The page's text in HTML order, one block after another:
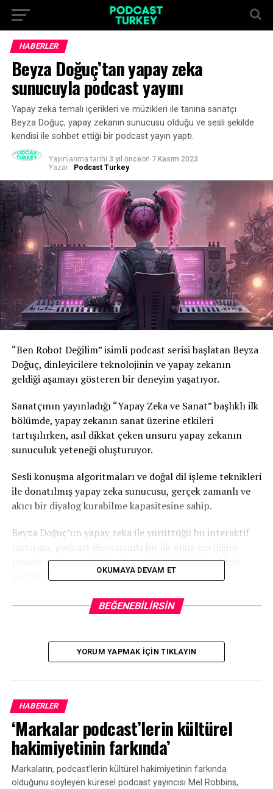
HABERLER
Beyza Doğuç’tan yapay zeka
sunucuyla podcast yayını
Yapay zeka temalı içerikleri ve müzikleri ile tanına sanatçı
Beyza Doğuç, yapay zekanın sunucusu olduğu ve sesli şekilde
kendisi ile sohbet ettiği bir podcast yayın yaptı.
Yayınlanma tarihi 3 yıl önceon 7 Kasım 2023
Yazar : Podcast Turkey
“Ben Robot Değilim” isimli podcast serisi başlatan Beyza
Doğuç, dinleyicilere teknolojinin ve yapay zekanın
geldiği aşamayı gösteren bir deneyim yaşatıyor.
Sanatçının yayınladığı “Yapay Zeka ve Sanat” başlıklı ilk
bölümde, yapay zekanın sanat üzerine etkileri
tartışılırken, asıl dikkat çeken unsuru yapay zekanın
sunuculuk yeteneği oluşturuyor.
Sesli konuşma algoritmaları ve doğal dil işleme teknikleri
ile donatılmış yapay zeka sunucusu, gerçek zamanlı ve
akıcı bir diyalog kurabilme kapasitesine sahip.
Beyza Doğuç’un yapay zeka ile yürüttüğü bu interaktif
tartışma, podcast dünyasında bir ilk olma özelliğini
taşıyor ve yapay zekanın insanlarla doğal bir şekilde
iletişim kurabilme becerisinin şaşırtıcı boyutlarını
Dinleyiciler bu yayında, yapay zekanın soruları anlayıp
inebildiğine tanık oluyorlar.
OKUMAYA DEVAM ET
BEĞENEBILIRSIN
YORUM YAPMAK IÇIN TIKLAYIN
HABERLER
‘Markalar podcast’lerin kültürel
hakimiyetinin farkında’
Markaların, podcast’lerin kültürel hakimiyetinin farkında
olduğunu söyleyen küresel podcast yayıncısı Mel Robbins,